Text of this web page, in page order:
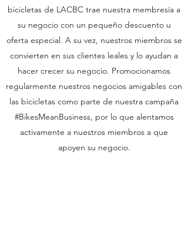
bicicletas de LACBC trae nuestra membresía a
su negocio con un pequeño descuento u
oferta especial. A su vez, nuestros miembros se
convierten en sus clientes leales y lo ayudan a
hacer crecer su negocio. Promocionamos
regularmente nuestros negocios amigables con
las bicicletas como parte de nuestra campaña
#BikesMeanBusiness, por lo que alentamos
activamente a nuestros miembros a que
apoyen su negocio.